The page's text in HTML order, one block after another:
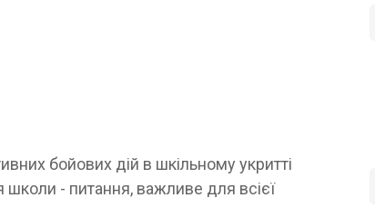
бойових дій в шкільному укритті
- питання, важливе для всієї